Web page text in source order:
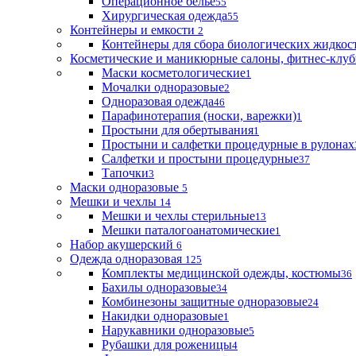
Хирургическая одежда55
Контейнеры и емкости 2
Контейнеры для сбора биологических
Косметические и маникюрные салоны, фитнес-
Маски косметологические1
Мочалки одноразовые2
Одноразовая одежда46
Парафинотерапия (носки, варежки)1
Простыни для обертывания1
Простыни и салфетки процедурные в рулонах
Салфетки и простыни процедурные37
Тапочки3
Маски одноразовые 5
Мешки и чехлы 14
Мешки и чехлы стерильные13
Мешки паталогоанатомические1
Набор акушерский 6
Одежда одноразовая 125
Комплекты медицинской одежды, костюмы36
Бахилы одноразовые34
Комбинезоны защитные одноразовые24
Накидки одноразовые1
Нарукавники одноразовые5
Рубашки для роженицы4